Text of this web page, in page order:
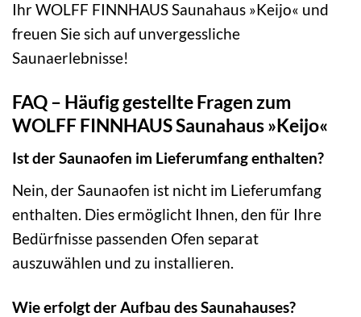
Ihr WOLFF FINNHAUS Saunahaus »Keijo« und
freuen Sie sich auf unvergessliche
Saunaerlebnisse!
FAQ – Häufig gestellte Fragen zum
WOLFF FINNHAUS Saunahaus »Keijo«
Ist der Saunaofen im Lieferumfang enthalten?
Nein, der Saunaofen ist nicht im Lieferumfang
enthalten. Dies ermöglicht Ihnen, den für Ihre
Bedürfnisse passenden Ofen separat
auszuwählen und zu installieren.
Wie erfolgt der Aufbau des Saunahauses?